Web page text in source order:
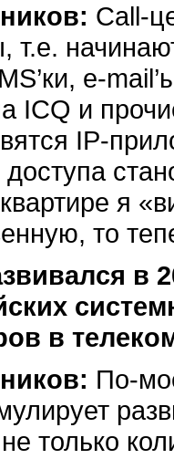
Call-
, т.е.
e-
ICQ и
IP-
доступа
я
то
в
в
По-
только